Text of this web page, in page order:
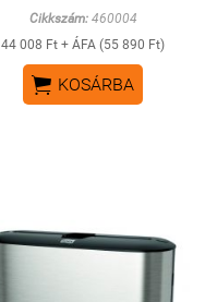
Cikkszám:460004
44 008 Ft + ÁFA (55 890 Ft)
 KOSÁRBA